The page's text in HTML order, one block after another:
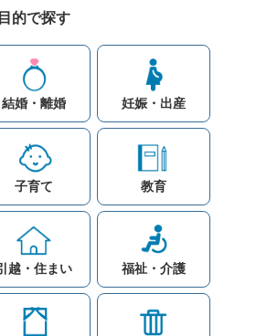
目的で探す
結婚・離婚 妊娠・出産
子育て 教育
越・住まい 福祉・介護